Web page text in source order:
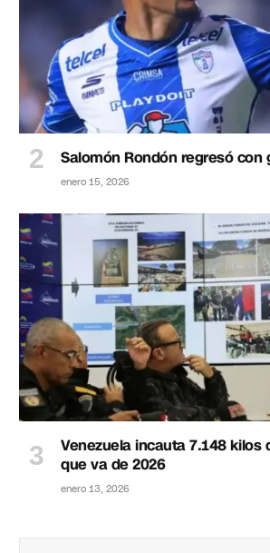
Salomón Rondón regresó con
enero 15, 2026
Venezuela incauta 7.148 kilos
que va de 2026
enero 13, 2026